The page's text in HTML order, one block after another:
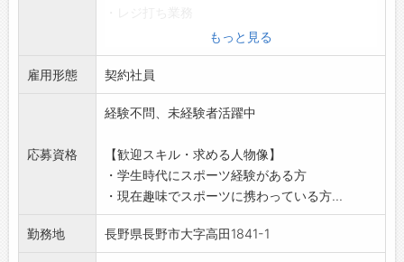
・商品在庫管理業務
・商品の品出し、棚卸し業務
・ネット通販の担当
・お客様対応
・店舗へのお問い合わせ対応
スポーツ用品・用具、紳士、婦人、子供服の販
売事業
【覚悟してほしいこと】
お客様に気持ちよく買い物をしていただくため
丁寧な言葉遣いをお願い致します。
もっと見る
雇用形態 契約社員
応募資格
経験不問、未経験者活躍中
【歓迎スキル・求める人物像】
・学生時代にスポーツ経験がある方
・現在趣味でスポーツに携わっている方...
勤務地 長野県長野市大字高田1841-1